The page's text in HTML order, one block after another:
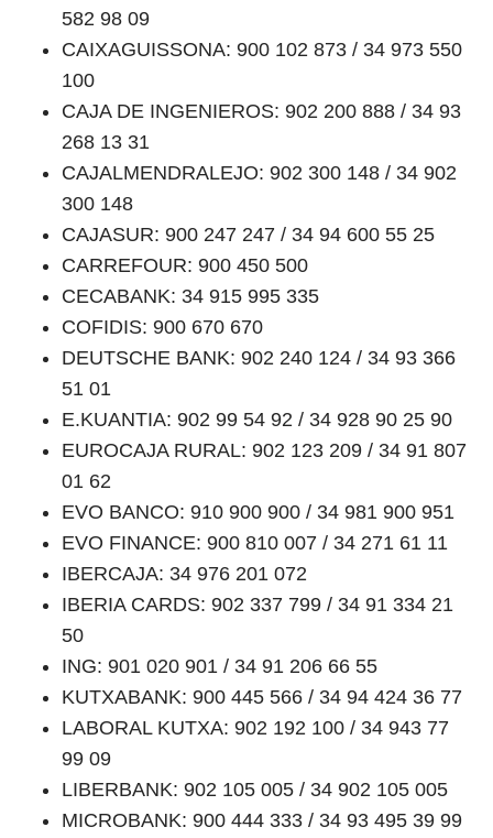
582 98 09
CAIXAGUISSONA: 900 102 873 / 34 973 550
100
CAJA DE INGENIEROS: 902 200 888 / 34 93
268 13 31
CAJALMENDRALEJO: 902 300 148 / 34 902
300 148
CAJASUR: 900 247 247 / 34 94 600 55 25
CARREFOUR: 900 450 500
CECABANK: 34 915 995 335
COFIDIS: 900 670 670
DEUTSCHE BANK: 902 240 124 / 34 93 366
51 01
E.KUANTIA: 902 99 54 92 / 34 928 90 25 90
EUROCAJA RURAL: 902 123 209 / 34 91 807
01 62
EVO BANCO: 910 900 900 / 34 981 900 951
EVO FINANCE: 900 810 007 / 34 271 61 11
IBERCAJA: 34 976 201 072
IBERIA CARDS: 902 337 799 / 34 91 334 21
50
ING: 901 020 901 / 34 91 206 66 55
KUTXABANK: 900 445 566 / 34 94 424 36 77
LABORAL KUTXA: 902 192 100 / 34 943 77
99 09
LIBERBANK: 902 105 005 / 34 902 105 005
MICROBANK: 900 444 333 / 34 93 495 39 99